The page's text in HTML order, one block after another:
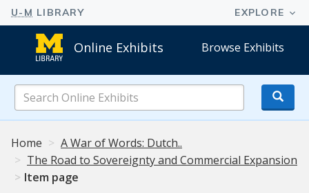
Online Exhibits Browse Exhibits
Online
Exhibits
Home
A War of Words: Dutch..
The Road to Sovereignty and Commercial Expansion
Item page